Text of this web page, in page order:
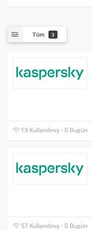
Tüm 3
19 Kullanılmış - 0 Bugün
57 Kullanılmış - 0 Bugün